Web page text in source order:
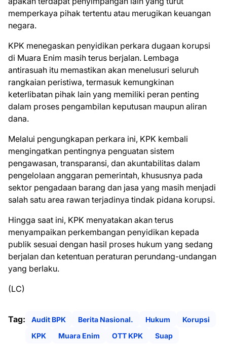
memperkaya pihak tertentu atau merugikan keuangan
negara.
KPK menegaskan penyidikan perkara dugaan korupsi
di Muara Enim masih terus berjalan. Lembaga
antirasuah itu memastikan akan menelusuri seluruh
rangkaian peristiwa, termasuk kemungkinan
keterlibatan pihak lain yang memiliki peran penting
dalam proses pengambilan keputusan maupun aliran
dana.
Melalui pengungkapan perkara ini, KPK kembali
mengingatkan pentingnya penguatan sistem
pengawasan, transparansi, dan akuntabilitas dalam
pengelolaan anggaran pemerintah, khususnya pada
sektor pengadaan barang dan jasa yang masih menjadi
salah satu area rawan terjadinya tindak pidana korupsi.
Hingga saat ini, KPK menyatakan akan terus
menyampaikan perkembangan penyidikan kepada
publik sesuai dengan hasil proses hukum yang sedang
berjalan dan ketentuan peraturan perundang-undangan
yang berlaku.
(LC)
Tag: Audit BPK Berita Nasional. Hukum
Korupsi
KPK
Muara Enim OTT KPK Suap